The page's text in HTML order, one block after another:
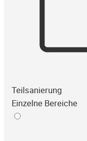
Teilsanierung
Einzelne Bereiche